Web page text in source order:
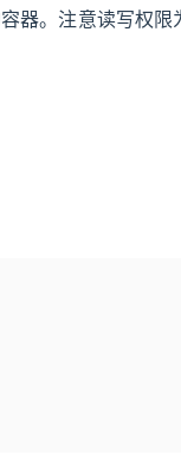
器。注意读写权限